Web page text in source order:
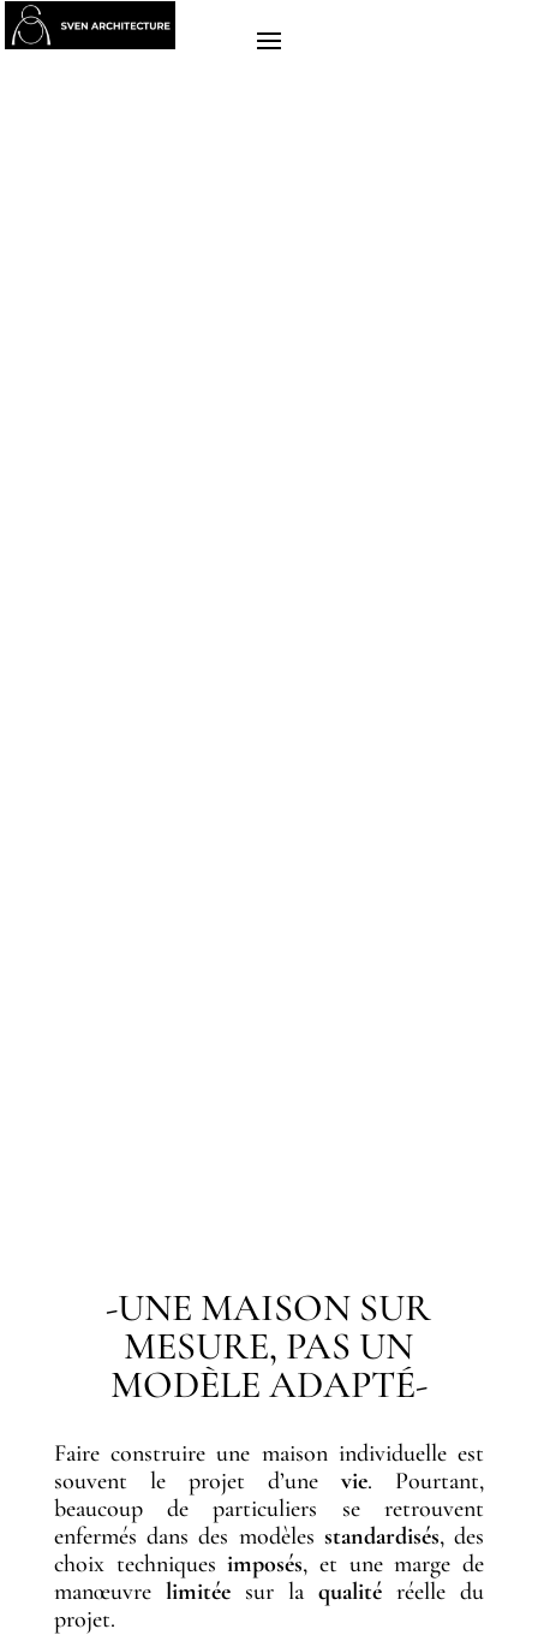
-UNE MAISON SUR
MESURE, PAS UN
MODÈLE ADAPTÉ-
Faire construire une maison individuelle est
souvent le projet d’unevie. Pourtant,
beaucoup de particuliers se retrouvent
enfermés dans des modèles standardisés, des
choix techniquesimposés, et une marge de
manœuvre limitéesur laqualité réelle du
projet.